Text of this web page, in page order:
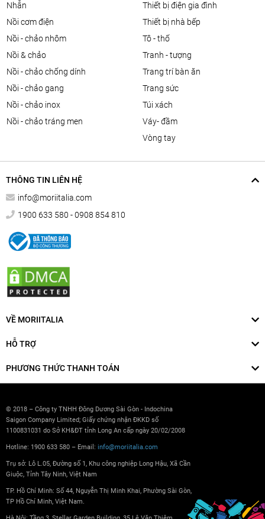
nhẫn
nồi cơm điện
nồi - chảo nhôm
nồi & chảo
nồi - chảo chống dính
nồi - chảo gang
nồi - chảo inox
nồi - chảo tráng men
thiết bị điện gia đình
thiết bị nhà bếp
tô - thố
tranh - tượng
trang trí bàn ăn
trang sức
túi xách
váy- đầm
vòng tay
THÔNG TIN LIÊN HỆ
info@moriitalia.com
1900 633 580 - 0908 854 810
VỀ MORIITALIA
HỖ TRỢ
PHƯƠNG THỨC THANH TOÁN
© 2018 – Công ty TNHH Đông Dương Sài Gòn - Indochina
Saigon Company Limited; Giấy chứng nhận ĐKKD số
1100831031 do Sở KH&ĐT tỉnh Long An cấp ngày 20/02/2008
Hotline: 1900 633 580 – Email: info@moriitalia.com
Trụ sở: Lô L.05, Đường số 1, Khu công nghiệp Long Hậu, Xã Cần
Giuộc, Tỉnh Tây Ninh, Việt Nam
TP. Hồ Chí Minh: Số 44, Nguyễn Thị Minh Khai, Phường Sài Gòn,
TP Hồ Chí Minh, Việt Nam.